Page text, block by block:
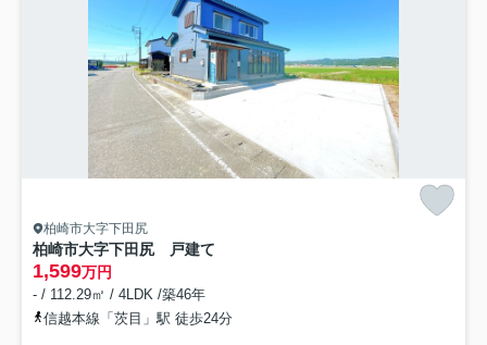
柏崎市大字下田尻
柏崎市大字下田尻 戸建て
1,599万円
- / 112.29㎡ / 4LDK /築46年
信越本線「茨目」駅 徒歩24分